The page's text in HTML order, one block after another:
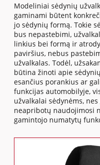
Modeliniai sėdynių
gaminami būtent
jo sėdynių formą. Tokie
bus nepastebimi,
linkius bei formą ir
paviršius, nebus
užvalkalas. Todėl,
būtina žinoti apie
esančius porankius ar
funkcijas automobilyje,
užvalkalai sėdynėms,
neapribotų naudojimosi
gamintojo numatytų